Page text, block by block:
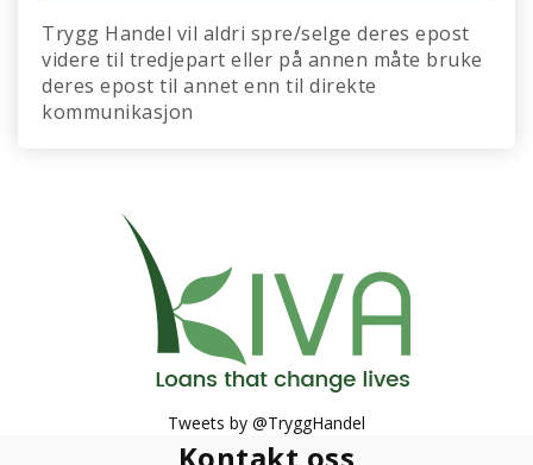
Trygg Handel vil aldri spre/selge deres epost
videre til tredjepart eller på annen måte bruke
deres epost til annet enn til direkte
kommunikasjon
Tweets by @TryggHandel
Kontakt oss